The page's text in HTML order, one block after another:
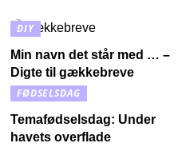
DIY
Min navn det står med … –
Digte til gækkebreve
FØDSELSDAG
Temafødselsdag: Under
havets overflade